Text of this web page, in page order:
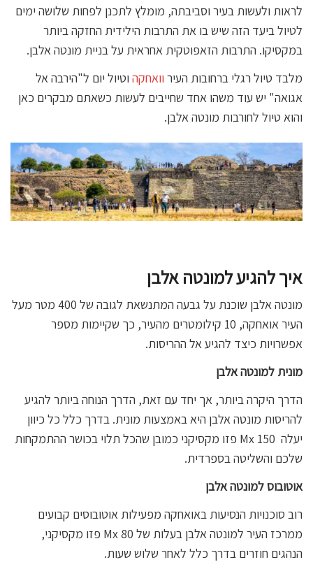
לראות ולעשות בעיר וסביבתה, מומלץ לתכנן לפחות שלושה ימים
לטיול ביעד הזה שיש בו את התרבות הילידית החזקה ביותר
במקסיקו. התרבות הזאפוטקית אחראית על בניית מונטה אלבן.
מלבד טיול רגלי ברחובות העיר וואחקה וטיול יום ל"הירבה אל
אגואה" יש עוד משהו אחד שחייבים לעשות כשאתם מבקרים כאן
והוא טיול לחורבות מונטה אלבן.
איך להגיע למונטה אלבן
מונטה אלבן שוכנת על גבעה המתנשאת לגובה של 400 מטר מעל
העיר אואחקה, 10 קילומטרים מהעיר, כך שקיימות מספר
אפשרויות כיצד להגיע אל ההריסות.
מונית למונטה אלבן
הדרך היקרה ביותר, אך יחד עם זאת, הדרך הנוחה ביותר להגיע
להריסות מונטה אלבן היא באמצעות מונית. בדרך כלל כל כיוון
יעלה Mx 150 פזו מקסיקני כמובן שהכל תלוי בכושר ההתמקחות
שלכם והשליטה בספרדית.
אוטובוסלמונטה אלבן
רוב סוכנויות הנסיעות באואחקה מפעילות אוטובוסים קבועים
ממרכז העיר למונטה אלבן בעלות של 80 Mx פזו מקסיקני,
הנהגים חוזרים בדרך כלל לאחר שלוש שעות.